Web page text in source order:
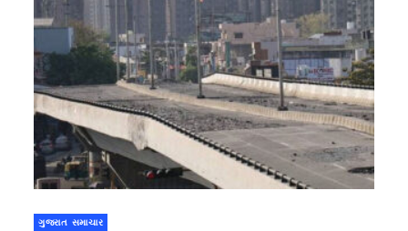
ગુજરાત સમાચાર